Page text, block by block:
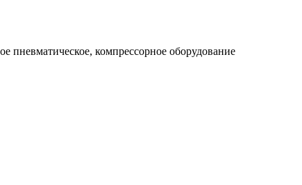
компрессорное оборудование